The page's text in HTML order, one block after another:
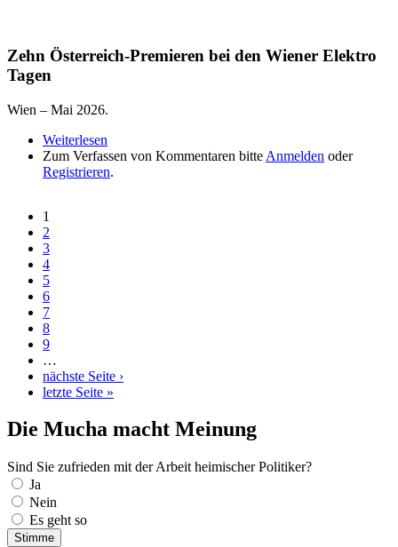
Zehn Österreich-Premieren bei den Wiener Elektro
Tagen
Wien – Mai 2026.
Weiterlesen
Elektro Tagen
Zum Verfassen von Kommentaren bitte Anmelden oder
Registrieren.
Seiten
1
2
3
4
5
6
7
8
9
…
nächste Seite ›
letzte Seite »
Die Mucha macht Meinung
Sind Sie zufrieden mit der Arbeit heimischer Politiker?
Auswahlmöglichkeiten
Ja
Nein
Es geht so